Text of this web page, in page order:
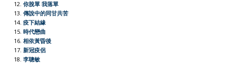
你脫單 我落單
傳說中的同甘共苦
疫下結緣
時代戀曲
相依黃昏後
新冠疫侶
李聰敏